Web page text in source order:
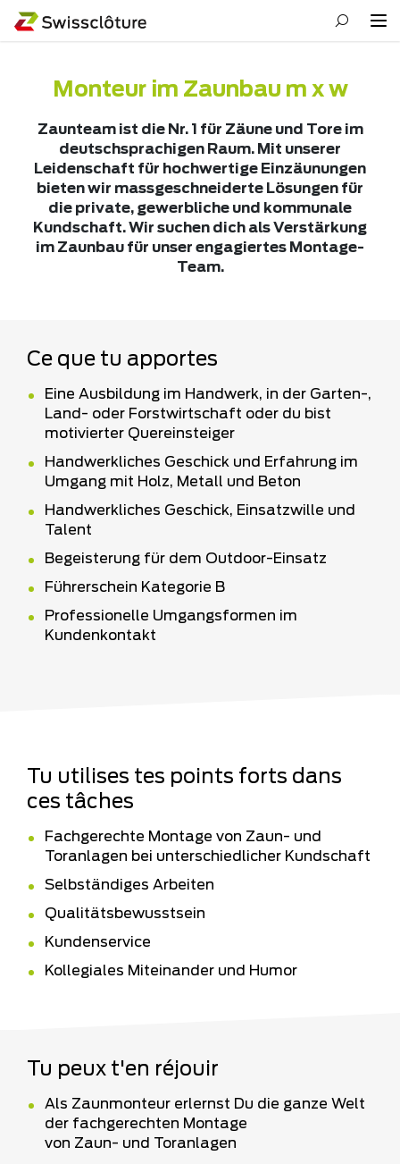
Monteur im Zaunbau m x w
Zaunteam ist die Nr. 1 für Zäune und Tore im
deutschsprachigen Raum. Mit unserer
Leidenschaft für hochwertige Einzäunungen
bieten wir massgeschneiderte Lösungen für
die private, gewerbliche und kommunale
Kundschaft. Wir suchen dich als Verstärkung
im Zaunbau für unser engagiertes Montage-
Team.
Ce que tu apportes
Eine Ausbildung im Handwerk, in der Garten-,
Land- oder Forstwirtschaft oder du bist
motivierter Quereinsteiger
Handwerkliches Geschick und Erfahrung im
Umgang mit Holz, Metall und Beton
Handwerkliches Geschick, Einsatzwille und
Talent
Begeisterung für dem Outdoor-Einsatz
Führerschein Kategorie B
Professionelle Umgangsformen im
Kundenkontakt
Tu utilises tes points forts dans
ces tâches
Fachgerechte Montage von Zaun- und
Toranlagen bei unterschiedlicher Kundschaft
Selbständiges Arbeiten
Qualitätsbewusstsein
Kundenservice
Kollegiales Miteinander und Humor
Tu peux t'en réjouir
Als Zaunmonteur erlernst Du die ganze Welt
der fachgerechten Montage
von Zaun- und Toranlagen